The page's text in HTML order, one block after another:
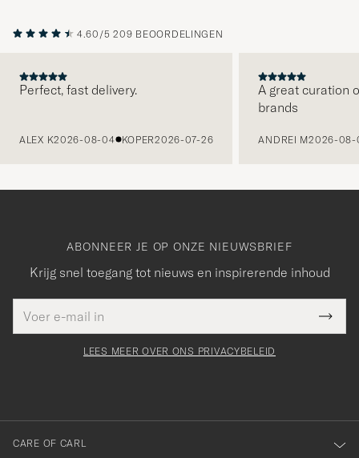
4.60/5 209 BEOORDELINGEN
Perfect, fast delivery.
ALEX K2026-08-04 KOPER2026-07-26
A great curation
brands
ANDREI M2026-08-
ABONNEER JE OP ONZE NIEUWSBRIEF
Krijg snel toegang tot nieuws en inspirerende inhoud
mailadres
veldBedankt
voor
onze
nieuwsbrief!
LEES MEER OVER ONS PRIVACYBELEID
CARE OF CARL